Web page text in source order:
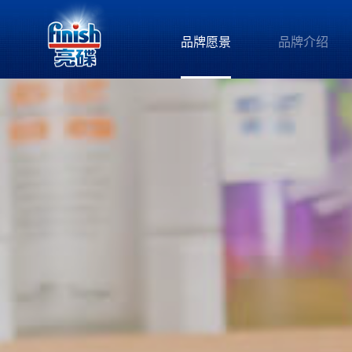
品牌愿景 品牌介绍